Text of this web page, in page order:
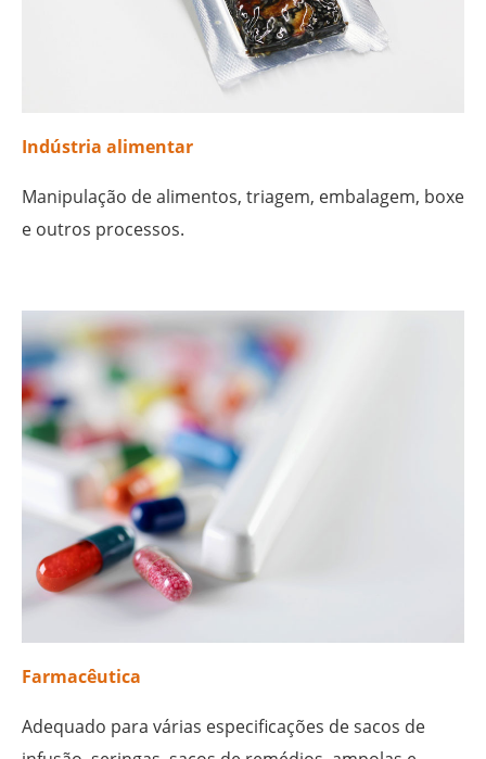
Indústria alimentar
Manipulação de alimentos, triagem, embalagem, boxe
e outros processos.
Farmacêutica
Adequado para várias especificações de sacos de